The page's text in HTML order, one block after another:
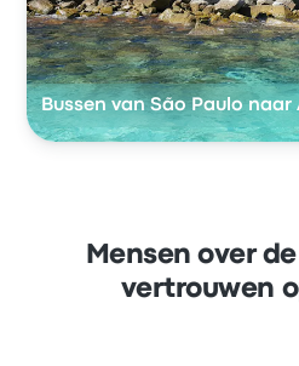
Bussen van São Paulo
Mensen over
vertrouwen